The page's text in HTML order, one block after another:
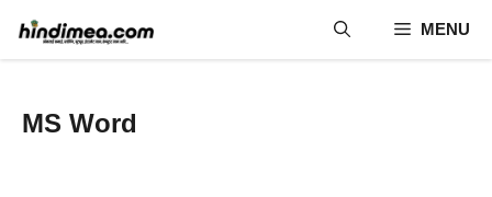
content
MENU
MS Word